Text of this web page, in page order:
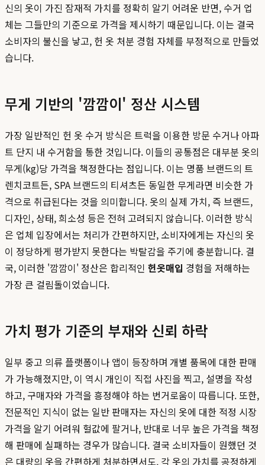
신의 옷이 가진 잠재적 가치를 정확히 알기 어려운 반면, 수거 업
체는 그들만의 기준으로 가격을 제시하기 때문입니다. 이는 결국
소비자의 불신을 낳고, 헌 옷 처분 경험 자체를 부정적으로 만들었
습니다.
무게 기반의 '깜깜이' 정산 시스템
가장 일반적인 헌 옷 수거 방식은 트럭을 이용한 방문 수거나 아파
트 단지 내 수거함을 통한 것입니다. 이들의 공통점은 대부분 옷의
무게(kg)당 가격을 책정한다는 점입니다. 이는 명품 브랜드의 트
렌치코트든, SPA 브랜드의 티셔츠든 동일한 무게라면 비슷한 가
격으로 취급된다는 것을 의미합니다. 옷의 실제 가치, 즉 브랜드,
디자인, 상태, 희소성 등은 전혀 고려되지 않습니다. 이러한 방식
은 업체 입장에서는 처리가 간편하지만, 소비자에게는 자신의 옷
이 정당하게 평가받지 못한다는 박탈감을 주기에 충분합니다. 결
국, 이러한 '깜깜이' 정산은 합리적인 헌옷매입 경험을 저해하는
가장 큰 걸림돌이었습니다.
가치 평가 기준의 부재와 신뢰 하락
일부 중고 의류 플랫폼이나 앱이 등장하며 개별 품목에 대한 판매
가 가능해졌지만, 이 역시 개인이 직접 사진을 찍고, 설명을 작성
하고, 구매자와 가격을 흥정해야 하는 번거로움이 따릅니다. 또한,
전문적인 지식이 없는 일반 판매자는 자신의 옷에 대한 적정 시장
가격을 알기 어려워 헐값에 팔거나, 반대로 너무 높은 가격을 책정
해 판매에 실패하는 경우가 많습니다. 결국 소비자들이 원했던 것
은 대량의 옷을 간편하게 처분하면서도, 각 옷의 가치를 공정하게